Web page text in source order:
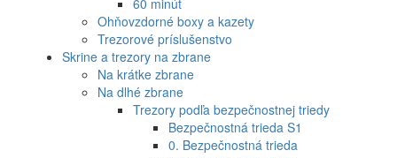
60 minút
Ohňovzdorné boxy a kazety
Trezorové príslušenstvo
Skrine a trezory na zbrane
Na krátke zbrane
Na dlhé zbrane
Trezory podľa bezpečnostnej triedy
Bezpečnostná trieda S1
0. Bezpečnostná trieda